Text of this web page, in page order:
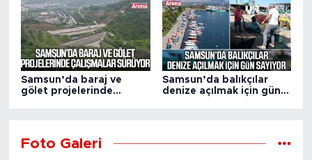
Samsun’da baraj ve
gölet projelerinde
Samsun’da balıkçılar
denize açılmak için gün
Foto Galeri